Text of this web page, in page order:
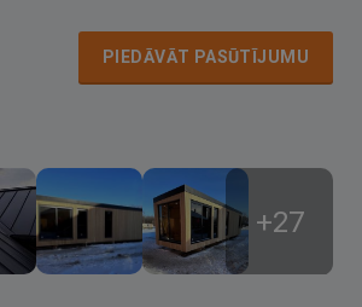
PIEDĀVĀT PASŪTĪJUMU
+27